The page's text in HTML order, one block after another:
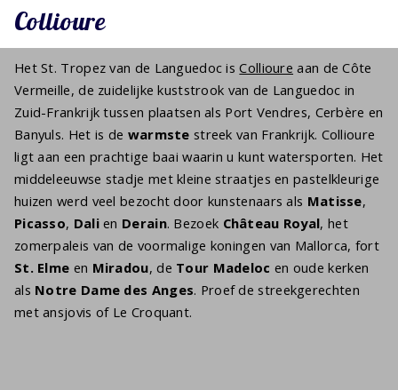
Collioure
Het St. Tropez van de Languedoc isCollioure aan de Côte
Vermeille, de zuidelijke kuststrook van de Languedoc in
Zuid-Frankrijk tussen plaatsen als Port Vendres, Cerbère en
Banyuls. Het is de warmste streek van Frankrijk. Collioure
ligt aan een prachtige baai waarin u kunt watersporten. Het
middeleeuwse stadje met kleine straatjes en pastelkleurige
huizen werd veel bezocht door kunstenaars als Matisse,
Picasso, Dalien Derain. Bezoek Château Royal, het
zomerpaleis van de voormalige koningen van Mallorca, fort
St. Elme en Miradou, de Tour Madeloc en oude kerken
als Notre Dame des Anges. Proef de streekgerechten
met ansjovis of Le Croquant.